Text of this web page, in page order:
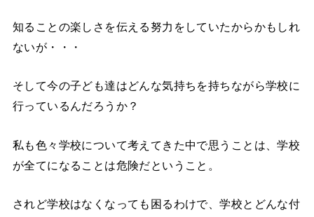
知ることの楽しさを伝える努力をしていたからかもしれ
ないが・・・
そして今の子ども達はどんな気持ちを持ちながら学校に
行っているんだろうか？
私も色々学校について考えてきた中で思うことは、学校
が全てになることは危険だということ。
されど学校はなくなっても困るわけで、学校とどんな付